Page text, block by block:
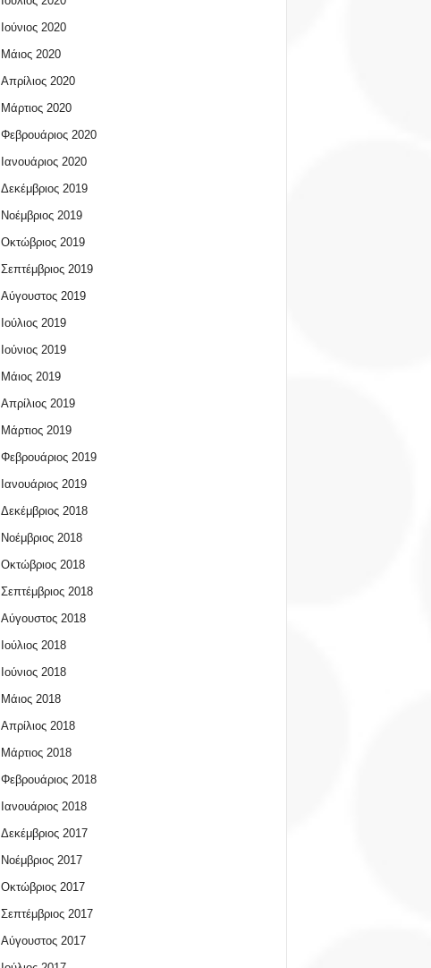
Ιούνιος 2020
Μάιος 2020
Απρίλιος 2020
Μάρτιος 2020
Φεβρουάριος 2020
Ιανουάριος 2020
Δεκέμβριος 2019
Νοέμβριος 2019
Οκτώβριος 2019
Σεπτέμβριος 2019
Αύγουστος 2019
Ιούλιος 2019
Ιούνιος 2019
Μάιος 2019
Απρίλιος 2019
Μάρτιος 2019
Φεβρουάριος 2019
Ιανουάριος 2019
Δεκέμβριος 2018
Νοέμβριος 2018
Οκτώβριος 2018
Σεπτέμβριος 2018
Αύγουστος 2018
Ιούλιος 2018
Ιούνιος 2018
Μάιος 2018
Απρίλιος 2018
Μάρτιος 2018
Φεβρουάριος 2018
Ιανουάριος 2018
Δεκέμβριος 2017
Νοέμβριος 2017
Οκτώβριος 2017
Σεπτέμβριος 2017
Αύγουστος 2017